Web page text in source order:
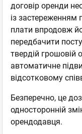
договір оренди
із застереженням
плати впродовж
передбачити
твердій грошовій
автоматичне
відсотковому
Безперечно, це
односторонній
орендодавця.